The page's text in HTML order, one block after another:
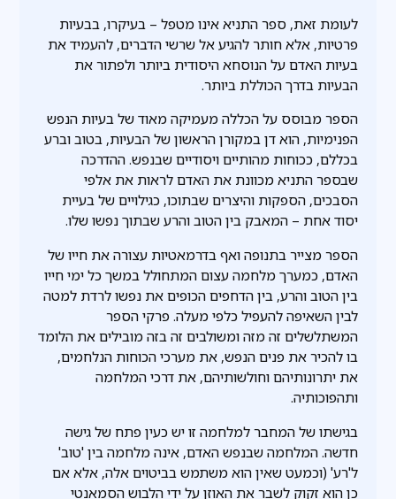
לעומת זאת, ספר התניא אינו מטפל – בעיקרו, בבעיות
פרטיות, אלא חותר להגיע אל שרשי הדברים, להעמיד את
בעיות האדם על הנוסחא היסודית ביותר ולפתור את
הבעיות בדרך הכוללת ביותר.
הספר מבוסס על הכללה מעמיקה מאוד של בעיות הנפש
הפנימיות, הוא דן במקורן הראשון של הבעיות, בטוב וברע
בכללם, ככוחות מהותיים ויסודיים שבנפש. ההדרכה
שבספר התניא מכוונת את האדם לראות את אלפי
הסבכים, הספקות והיצרים שבתוכו, כגילויים של בעיית
יסוד אחת – המאבק בין הטוב והרע שבתוך נפשו שלו.
הספר מצייר בתנופה ואף בדרמאטיות עצורה את חייו של
האדם, כמערך מלחמה עצום המתחולל במשך כל ימי חייו
בין הטוב והרע, בין הדחפים הכופים את נפשו לרדת למטה
לבין השאיפה להעפיל כלפי מעלה. פרקי הספר
המשתלשלים זה מזה ומשולבים זה בזה מובילים את הלומד
בו להכיר את פנים הנפש, את מערכי הכוחות הנלחמים,
את יתרונותיהם וחולשותיהם, את דרכי המלחמה
ותהפוכותיה.
בגישתו של המחבר למלחמה זו יש כעין פתח של גישה
חדשה. המלחמה שבנפש האדם, אינה מלחמה בין 'טוב'
ל'רע' (וכמעט שאין הוא משתמש בביטוים אלה, אלא אם
כן הוא זקוק לשבר את האוזן על ידי הלבוש הסמאנטי